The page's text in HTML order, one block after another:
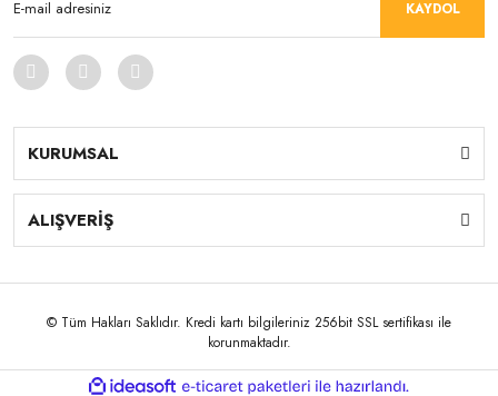
KAYDOL
KURUMSAL
ALIŞVERİŞ
© Tüm Hakları Saklıdır. Kredi kartı bilgileriniz 256bit SSL sertifikası ile
korunmaktadır.
ideasoft e-